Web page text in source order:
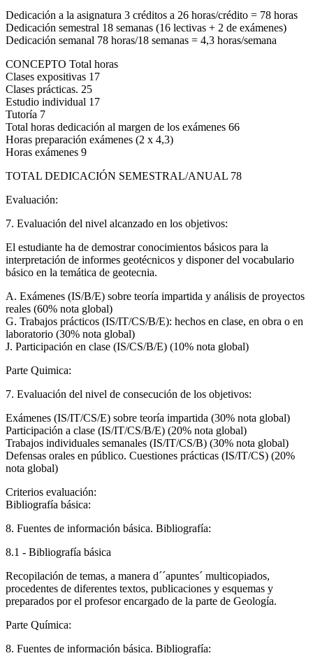
Dedicación a la asignatura 3 créditos a 26 horas/crédito = 78 horas
Dedicación semestral 18 semanas (16 lectivas + 2 de exámenes)
Dedicación semanal 78 horas/18 semanas = 4,3 horas/semana
CONCEPTO Total horas
Clases expositivas 17
Clases prácticas. 25
Estudio individual 17
Tutoría 7
Total horas dedicación al margen de los exámenes 66
Horas preparación exámenes (2 x 4,3)
Horas exámenes 9
TOTAL DEDICACIÓN SEMESTRAL/ANUAL 78
Evaluación:
7. Evaluación del nivel alcanzado en los objetivos:
El estudiante ha de demostrar conocimientos básicos para la
interpretación de informes geotécnicos y disponer del vocabulario
básico en la temática de geotecnia.
A. Exámenes (IS/B/E) sobre teoría impartida y análisis de proyectos
reales (60% nota global)
G. Trabajos prácticos (IS/IT/CS/B/E): hechos en clase, en obra o en
laboratorio (30% nota global)
J. Participación en clase (IS/CS/B/E) (10% nota global)
Parte Quimica:
7. Evaluación del nivel de consecución de los objetivos:
Exámenes (IS/IT/CS/E) sobre teoría impartida (30% nota global)
Participación a clase (IS/IT/CS/B/E) (20% nota global)
Trabajos individuales semanales (IS/IT/CS/B) (30% nota global)
Defensas orales en público. Cuestiones prácticas (IS/IT/CS) (20%
nota global)
Criterios evaluación:
Bibliografía básica:
8. Fuentes de información básica. Bibliografía:
8.1 - Bibliografía básica
Recopilación de temas, a manera d´´apuntes´ multicopiados,
procedentes de diferentes textos, publicaciones y esquemas y
preparados por el profesor encargado de la parte de Geología.
Parte Química:
8. Fuentes de información básica. Bibliografía: